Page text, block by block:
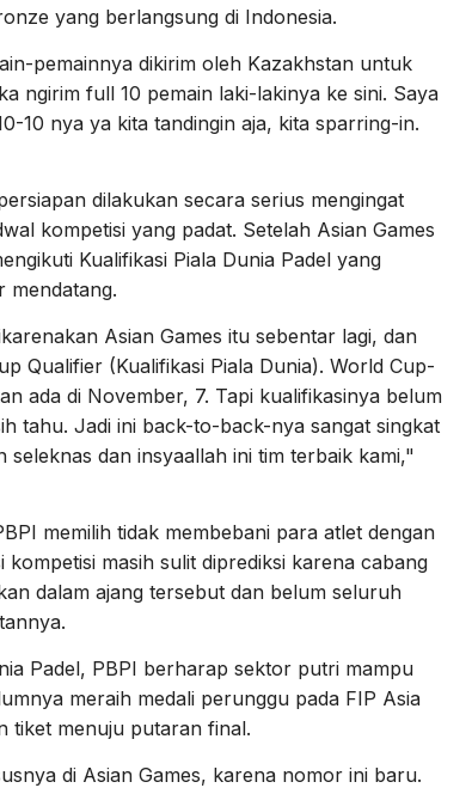
yang berlangsung di Indonesia.
pemainnya dikirim oleh Kazakhstan untuk
ngirim full 10 pemain laki-lakinya ke sini. Saya
10 nya ya kita tandingin aja, kita sparring-in.
dilakukan secara serius mengingat
kompetisi yang padat. Setelah Asian Games
Kualifikasi Piala Dunia Padel yang
mendatang.
Asian Games itu sebentar lagi, dan
Qualifier (Kualifikasi Piala Dunia). World Cup-
ada di November, 7. Tapi kualifikasinya belum
tahu. Jadi ini back-to-back-nya sangat singkat
seleknas dan insyaallah ini tim terbaik kami,"
memilih tidak membebani para atlet dengan
masih sulit diprediksi karena cabang
dalam ajang tersebut dan belum seluruh
Padel, PBPI berharap sektor putri mampu
meraih medali perunggu pada FIP Asia
tiket menuju putaran final.
di Asian Games, karena nomor ini baru.